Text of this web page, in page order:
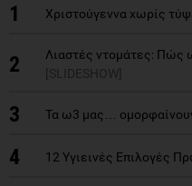
1 Χριστούγεννα χωρίς
2
Λιαστές ντομάτες: Πώς
[SLIDESHOW]
3 Τα ω3 μας…
4 12 Υγιεινές Επιλογές